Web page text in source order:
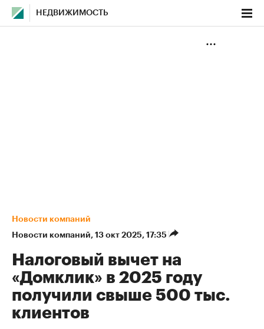
НЕДВИЖИМОСТЬ
Новости компаний
Новости компаний⁠, 13 окт 2025, 17:35
Налоговый вычет на
«Домклик» в 2025 году
получили свыше 500 тыс.
клиентов